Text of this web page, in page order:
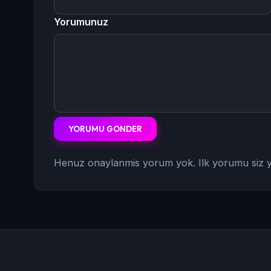
Yorumunuz
YORUMU GONDER
Henuz onaylanmis yorum yok. Ilk yorumu siz